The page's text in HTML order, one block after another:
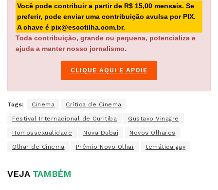
Você pode contribuir a partir de R$ 15,00 mensais. Se
preferir, pode enviar uma contribuição avulsa por PIX.
A chave é pix@escotilha.com.br.
Toda contribuição, grande ou pequena, potencializa e
ajuda a manter nosso jornalismo.
CLIQUE AQUI E APOIE
Tags: Cinema Crítica de Cinema
Festival Internacional de Curitiba Gustavo Vinagre
Homossexualidade Nova Dubai Novos Olhares
Olhar de Cinema Prêmio Novo Olhar temática gay
VEJATAMBÉM